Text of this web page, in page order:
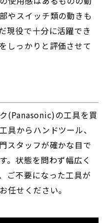
やスイッチ類の動きも
現役で十分に活躍でき
しっかりと評価させて
(Panasonic)の工具を買
具からハンドツール、
スタッフが確かな目で
。状態を問わず幅広く
ご不要になった工具が
任せください。